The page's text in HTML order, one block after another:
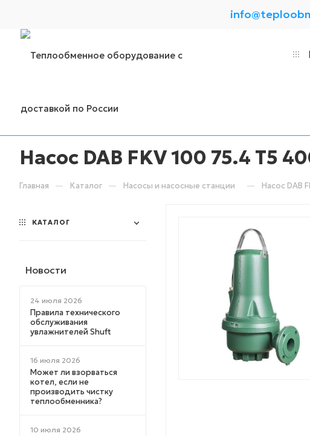
Насос DAB FKV 100 75.4 T5
Главная — Каталог — Насосы и насосные станции — Насос DAB
КАТАЛОГ
Новости
24 июля 2026
Правила технического
обслуживания
увлажнителей Shuft
16 июля 2026
Может ли взорваться
котел, если не
производить чистку
теплообменника?
10 июля 2026